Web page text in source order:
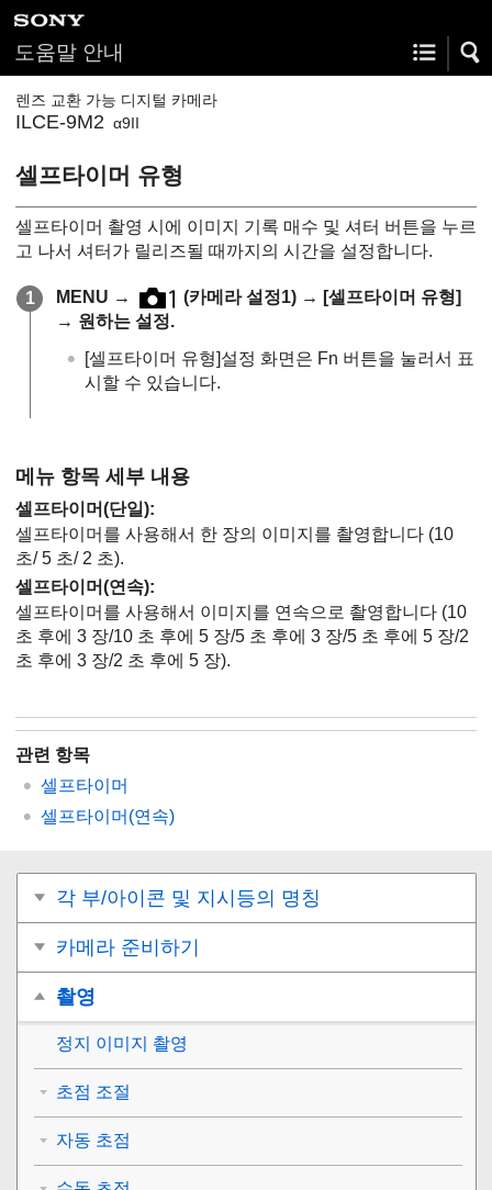
도움말 안내
렌즈 교환 가능 디지털 카메라
ILCE-9M2 α9II
셀프타이머 유형
셀프타이머 촬영 시에 이미지 기록 매수 및 셔터 버튼을 누르
고 나서 셔터가 릴리즈될 때까지의 시간을 설정합니다.
MENU → (카메라 설정1) → [셀프타이머 유형]
→ 원하는 설정.
[셀프타이머 유형]설정 화면은 Fn 버튼을 눌러서 표
시할 수 있습니다.
메뉴 항목 세부 내용
셀프타이머(단일):
셀프타이머를 사용해서 한 장의 이미지를 촬영합니다 (10
초/ 5 초/ 2 초).
셀프타이머(연속):
셀프타이머를 사용해서 이미지를 연속으로 촬영합니다 (10
초 후에 3 장/10 초 후에 5 장/5 초 후에 3 장/5 초 후에 5 장/2
초 후에 3 장/2 초 후에 5 장).
관련 항목
셀프타이머
셀프타이머(연속)
각 부/아이콘 및 지시등의 명칭
카메라 준비하기
촬영
정지 이미지 촬영
초점 조절
자동 초점